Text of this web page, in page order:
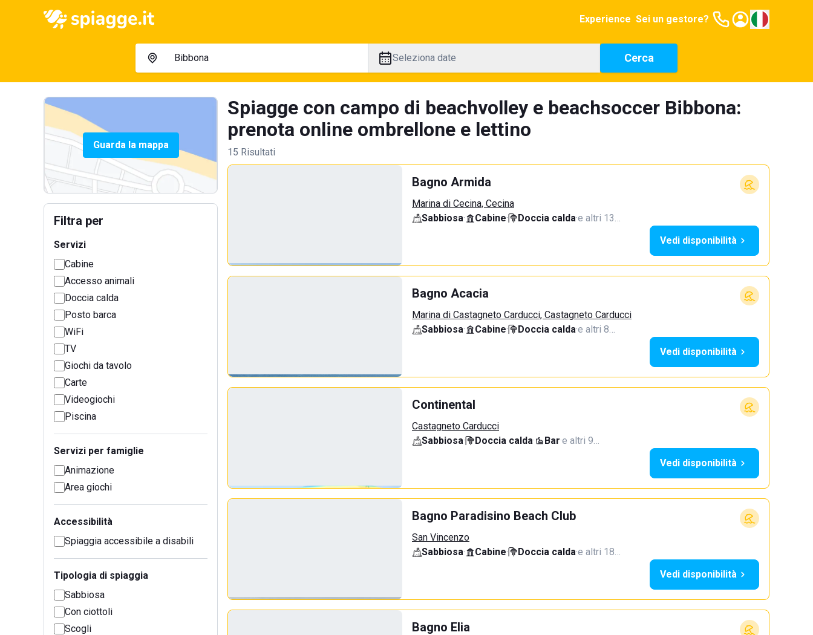
Experience Sei un gestore?
Seleziona date Cerca
Guarda la mappa
Filtra per
Servizi
Cabine
Accesso animali
Doccia calda
Posto barca
WiFi
TV
Giochi da tavolo
Carte
Videogiochi
Piscina
Servizi per famiglie
Animazione
Area giochi
Accessibilità
Spiaggia accessibile a disabili
Tipologia di spiaggia
Sabbiosa
Con ciottoli
Scogli
Spiagge con campo di beachvolley e beachsoccer Bibbona:
prenota online ombrellone e lettino
15 Risultati
Bagno Armida
Marina di Cecina, Cecina
Sabbiosa· Cabine· Doccia calda·e altri 13…
Vedi disponibilità
Bagno Acacia
Marina di Castagneto Carducci, Castagneto Carducci
Sabbiosa· Cabine· Doccia calda·e altri 8…
Vedi disponibilità
Continental
Castagneto Carducci
Sabbiosa· Doccia calda· Bar·e altri 9…
Vedi disponibilità
Bagno Paradisino Beach Club
San Vincenzo
Sabbiosa· Cabine· Doccia calda·e altri 18…
Vedi disponibilità
Bagno Elia